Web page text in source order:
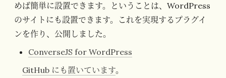
めば簡単に設置できます。ということは、WordPress
のサイトにも設置できます。これを実現するプラグイ
ンを作り、公開しました。
ConverseJS for WordPress
GitHub にも置いています。